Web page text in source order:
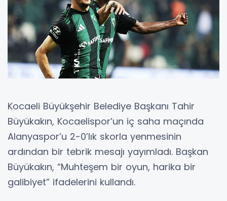
Kocaeli Büyükşehir Belediye Başkanı Tahir
Büyükakın, Kocaelispor’un iç saha maçında
Alanyaspor’u 2-0’lık skorla yenmesinin
ardından bir tebrik mesajı yayımladı. Başkan
Büyükakın, “Muhteşem bir oyun, harika bir
galibiyet” ifadelerini kullandı.